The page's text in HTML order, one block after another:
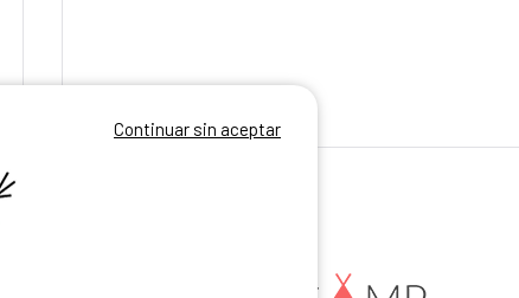
Continuar sin aceptar